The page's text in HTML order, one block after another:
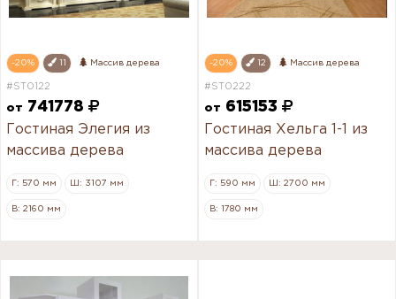
-20% Массив дерева
#ST0122
от
741778
Гостиная Элегия из
массива дерева
Г: 570 мм Ш: 3107 мм
В: 2160 мм
-20% 12 Массив дерева
#ST0222
от
615153
Гостиная Хельга 1-1 из
массива дерева
Г: 590 мм Ш: 2700 мм
В: 1780 мм